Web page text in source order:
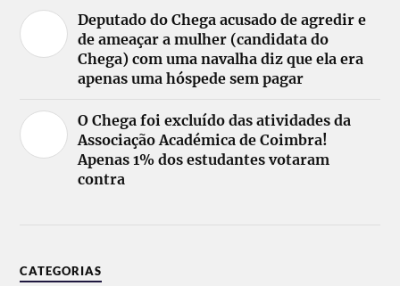
Deputado do Chega acusado de agredir e
de ameaçar a mulher (candidata do
Chega) com uma navalha diz que ela era
apenas uma hóspede sem pagar
O Chega foi excluído das atividades da
Associação Académica de Coimbra!
Apenas 1% dos estudantes votaram
contra
CATEGORIAS